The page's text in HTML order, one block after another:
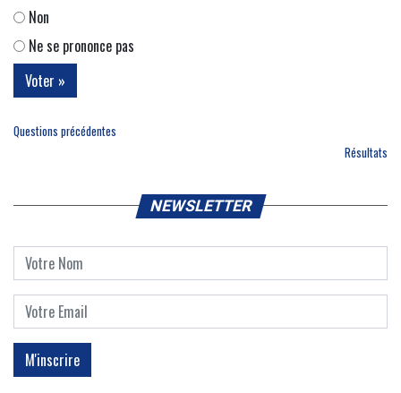
Non
Ne se prononce pas
Questions précédentes
Résultats
NEWSLETTER